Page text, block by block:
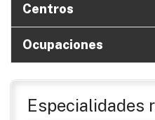
Centros
Ocupaciones
Especialidades